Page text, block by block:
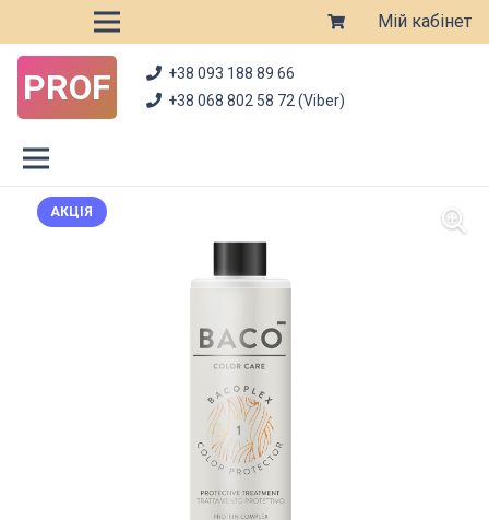
Мій кабінет
PROF
+38 093 188 89 66
+38 068 802 58 72 (Viber)
АКЦІЯ